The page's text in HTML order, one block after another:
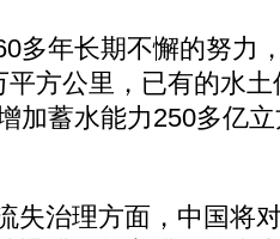
年长期不懈的努力
方公里，已有的水
加蓄水能力250多亿
治理方面，中国将